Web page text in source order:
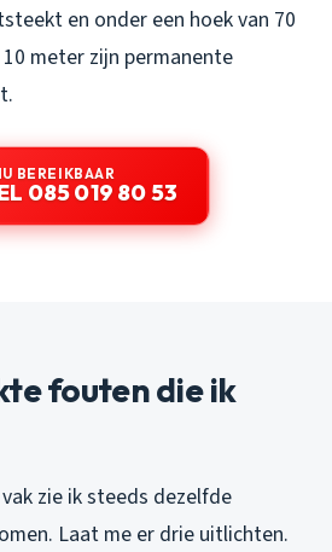
en onder een hoek van 70
meter zijn permanente
BEREIKBAAR
085 019 80 53
fouten die ik
zie ik steeds dezelfde
Laat me er drie uitlichten.